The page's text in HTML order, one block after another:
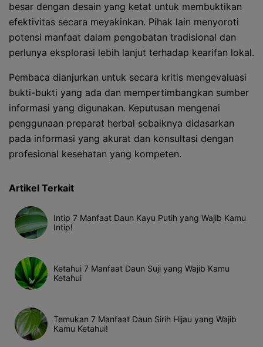
besar dengan desain yang ketat untuk membuktikan
efektivitas secara meyakinkan. Pihak lain menyoroti
potensi manfaat dalam pengobatan tradisional dan
perlunya eksplorasi lebih lanjut terhadap kearifan lokal.
Pembaca dianjurkan untuk secara kritis mengevaluasi
bukti-bukti yang ada dan mempertimbangkan sumber
informasi yang digunakan. Keputusan mengenai
penggunaan preparat herbal sebaiknya didasarkan
pada informasi yang akurat dan konsultasi dengan
profesional kesehatan yang kompeten.
Artikel Terkait
Intip 7 Manfaat Daun Kayu Putih yang Wajib Kamu
Intip!
Ketahui 7 Manfaat Daun Suji yang Wajib Kamu
Ketahui
Temukan 7 Manfaat Daun Sirih Hijau yang Wajib
Kamu Ketahui!